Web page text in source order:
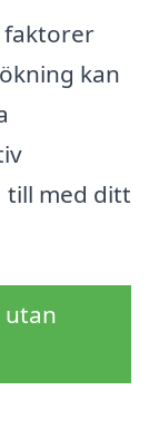
faktorer
kan
till med ditt
utan